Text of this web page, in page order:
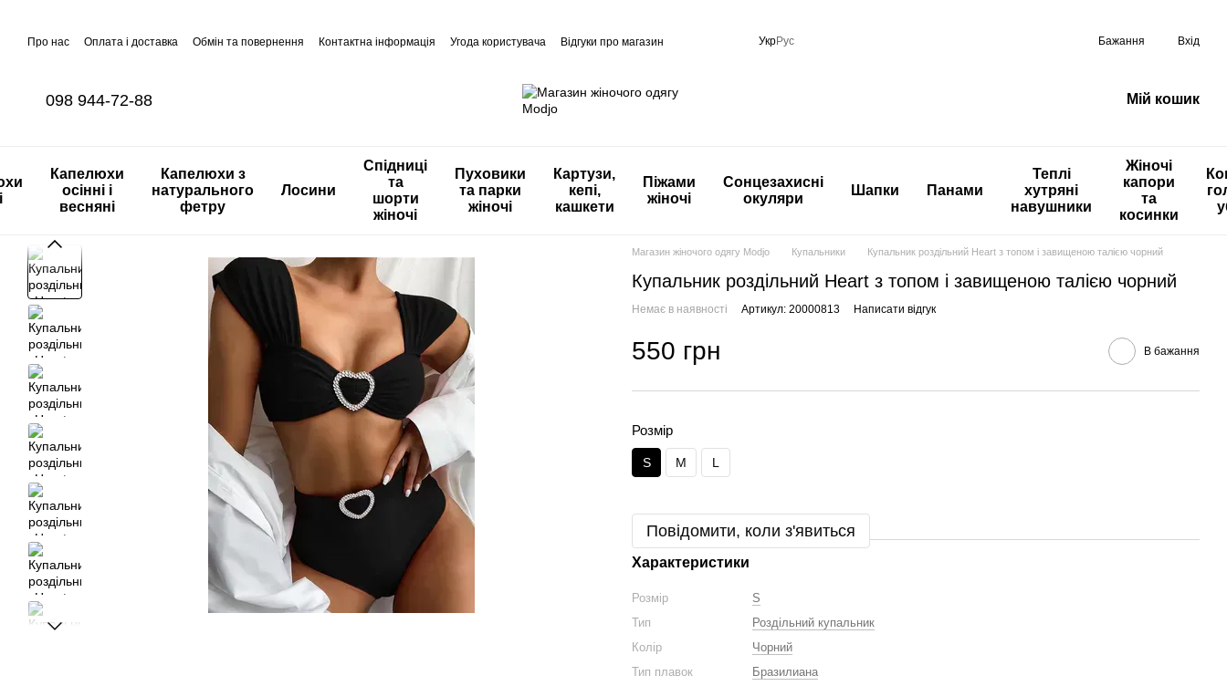
Про нас Оплата і доставка Обмін та повернення Контактна інформація Угода користувача Відгуки про магазин УкрРус Бажання Вхід
098 944-72-88 Мій кошик
Капелюхи
осінні і
весняні
Капелюхи з
натурального
фетру
Лосини
Спідниці
та
шорти
жіночі
Пуховики
та парки
жіночі
Картузи,
кепі,
кашкети
Піжами
жіночі
Сонцезахисні
окуляри
Шапки Панами
Теплі
хутряні
навушники
Жіночі
капори
та
косинки
Магазин жіночого одягу Modjo Купальники Купальник роздільний Heart з топом і завищеною талією чорний
Купальник роздільний Heart з топом і завищеною талією чорний
Немає в наявності Артикул: 20000813 Написати відгук
550 грн В бажання
Розмір
S M L
Повідомити, коли з'явиться
Характеристики
Розмір
S
Тип
Роздільний купальник
Колір
Чорний
Тип плавок
Бразилиана